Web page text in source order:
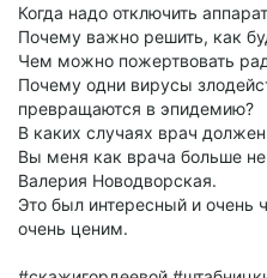
Когда надо отключить
Почему важно решить, как
Чем можно пожертвовать
Почему одни вирусы
превращаются в эпидемию?
В каких случаях врач должен
Вы меня как врача больше
Валерия Новодворская.
Это был интересный и очень
очень ценим.